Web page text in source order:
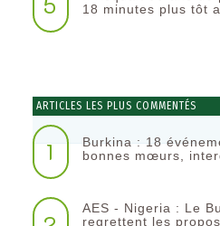
18 minutes plus tôt
ARTICLES LES PLUS COMMENTÉS
1
Burkina : 18
bonnes mœurs,
AES - Nigeria : Le
regrettent les